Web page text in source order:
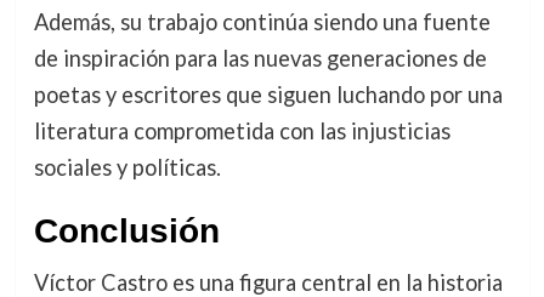
Además, su trabajo continúa siendo una fuente
de inspiración para las nuevas generaciones de
poetas y escritores que siguen luchando por una
literatura comprometida con las injusticias
sociales y políticas.
Conclusión
Víctor Castro es una figura central en la historia